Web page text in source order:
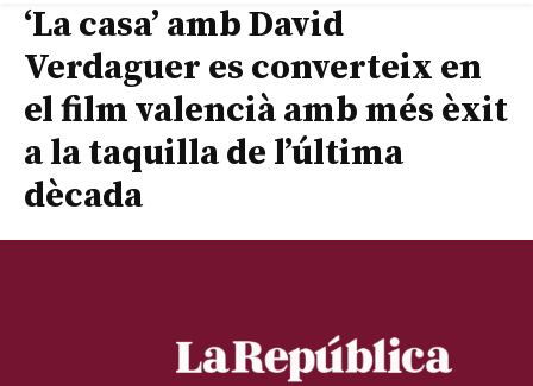
‘La casa’ amb David
Verdaguer es converteix en
el film valencià amb més èxit
a la taquilla de l’última
dècada